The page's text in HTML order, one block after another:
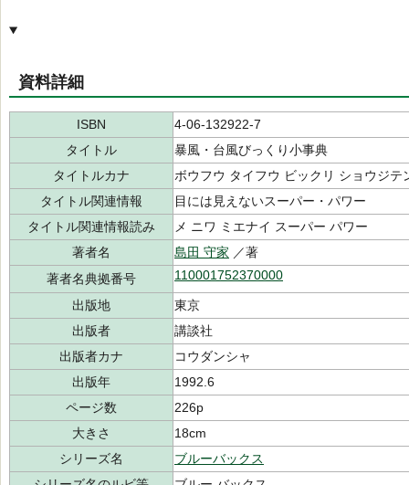
資料詳細
ISBN
4-06-132922-7
タイトル
暴風・台風びっくり小事典
タイトルカナ
ボウフウ タイフウ ビックリ ショウジテ
タイトル関連情報
目には見えないスーパー・パワー
タイトル関連情報読み
メ ニワ ミエナイ スーパー パワー
著者名
島田 守家 ／著
著者名典拠番号
110001752370000
出版地
東京
出版者
講談社
出版者カナ
コウダンシャ
出版年
1992.6
ページ数
226p
大きさ
18cm
シリーズ名
ブルーバックス